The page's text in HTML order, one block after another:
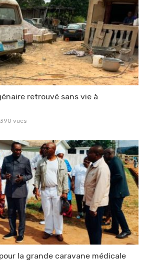
retrouvé sans vie à
390 vues
la grande caravane médicale